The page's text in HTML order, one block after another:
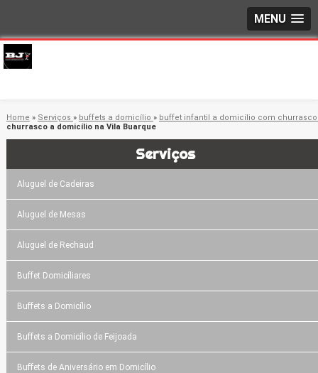
MENU
Home » Serviços » buffets a domicílio » buffet infantil a domicílio com
churrasco a domicílio na Vila Buarque
Serviços
Aluguel de Cadeiras
Aluguel de Mesas
Aluguel de Rechaud
Buffet Domicíliares
Buffets a Domicílio
Buffets a Domicílio de Feijoada
Buffets de Aniversário em Domicílio